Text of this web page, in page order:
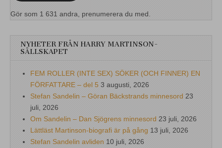
Gör som 1 631 andra, prenumerera du med.
NYHETER FRÅN HARRY MARTINSON-
SÄLLSKAPET
FEM ROLLER (INTE SEX) SÖKER (OCH FINNER) EN
FÖRFATTARE – del 5 3 augusti, 2026
Stefan Sandelin – Göran Bäckstrands minnesord 23
juli, 2026
Om Sandelin – Dan Sjögrens minnesord 23 juli, 2026
Lättläst Martinson-biografi är på gång 13 juli, 2026
Stefan Sandelin avliden 10 juli, 2026